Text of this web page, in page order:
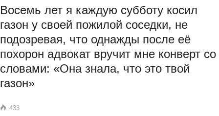
Восемь лет я каждую субботу косил
газон у своей пожилой соседки, не
подозревая, что однажды после её
похорон адвокат вручит мне конверт со
словами: «Она знала, что это твой
газон»
433